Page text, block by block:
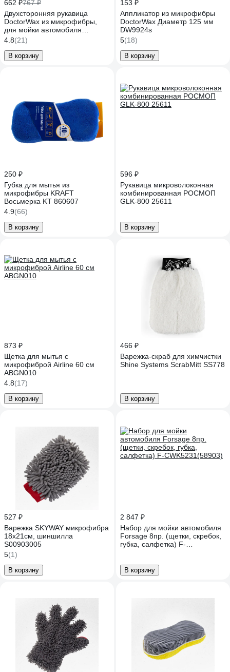
662 ₽767 ₽
Двухсторонняя рукавица
DoctorWax из микрофибры,
для мойки автомобиля
DW8604s
4.8(21)
В корзину
153 ₽
Аппликатор из микрофибры
DoctorWax Диаметр 125 мм
DW9924s
5(18)
В корзину
250 ₽
Губка для мытья из
микрофибры KRAFT
Восьмерка KT 860607
4.9(66)
В корзину
596 ₽
Рукавица микроволоконная
комбинированная РОСМОП
GLK-800 25611
В корзину
873 ₽
Щетка для мытья c
микрофиброй Airline 60 см
ABGN010
4.8(17)
В корзину
466 ₽
Варежка-скраб для химчистки
Shine Systems ScrabMitt SS778
В корзину
527 ₽
Варежка SKYWAY микрофибра
18х21см, шиншилла
S00903005
5(1)
В корзину
2 847 ₽
Набор для мойки автомобиля
Forsage 8пр. (щетки, скребок,
губка, салфетка) F-
В корзину